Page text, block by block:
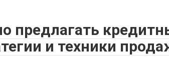
предлагать
и техники